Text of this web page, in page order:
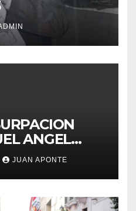
ANGEL
JUAN APONTE